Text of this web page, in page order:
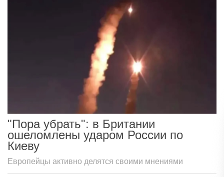
"Пора убрать": в Британии
ошеломлены ударом России по
Киеву
Европейцы активно делятся своими мнениями